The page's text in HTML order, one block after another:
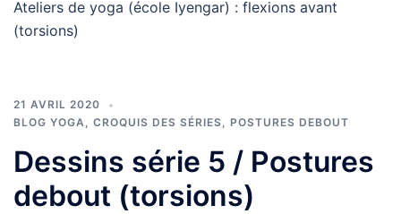
Ateliers de yoga (école Iyengar) : flexions avant
(torsions)
21 AVRIL 2020
BLOG YOGA, CROQUIS DES SÉRIES, POSTURES DEBOUT
Dessins série 5 / Postures
debout (torsions)